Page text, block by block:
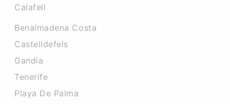
Calafell
Benalmadena Costa
Castelldefels
Gandia
Tenerife
Playa De Palma